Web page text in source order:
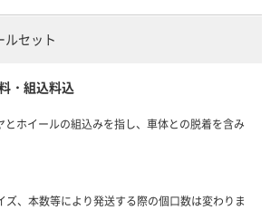
ルセット
・組込料込
とホイールの組込みを指し、車体との脱着を含み
ズ、本数等により発送する際の個口数は変わりま